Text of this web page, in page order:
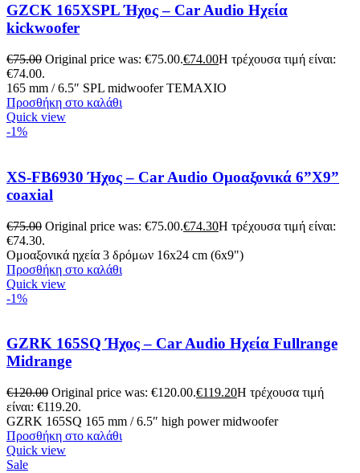
GZCK 165XSPL Ήχος – Car Audio Ηχεία
kickwoofer
€75.00 Original price was: €75.00.€74.00Η τρέχουσα τιμή είναι:
€74.00.
165 mm / 6.5″ SPL midwoofer ΤΕΜΑΧΙΟ
Προσθήκη στο καλάθι
Quick view
-1%
XS-FB6930 Ήχος – Car Audio Ομοαξονικά 6”Χ9”
coaxial
€75.00 Original price was: €75.00.€74.30Η τρέχουσα τιμή είναι:
€74.30.
Ομοαξονικά ηχεία 3 δρόμων 16x24 cm (6x9")
Προσθήκη στο καλάθι
Quick view
-1%
GZRK 165SQ Ήχος – Car Audio Ηχεία Fullrange
Midrange
€120.00 Original price was: €120.00.€119.20Η τρέχουσα τιμή
είναι: €119.20.
GZRK 165SQ 165 mm / 6.5″ high power midwoofer
Προσθήκη στο καλάθι
Quick view
Sale